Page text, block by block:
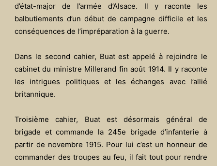
d’état-major de l’armée d’Alsace. Il y raconte les
balbutiements d’un début de campagne difficile et les
conséquences de l’impréparation à la guerre.
Dans le second cahier, Buat est appelé à rejoindre le
cabinet du ministre Millerand fin août 1914. Il y raconte
les intrigues politiques et les échanges avec l’allié
britannique.
Troisième cahier, Buat est désormais général de
brigade et commande la 245e brigade d’infanterie à
partir de novembre 1915. Pour lui c’est un honneur de
commander des troupes au feu, il fait tout pour rendre